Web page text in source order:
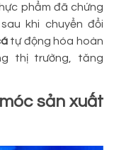
phẩm đã chứng
khi chuyển đổi
tự động hóa hoàn
thị trường, tăng
sản xuất